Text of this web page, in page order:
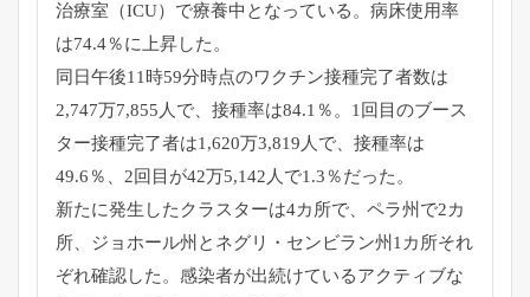
治療室（ICU）で療養中となっている。病床使用率
は74.4％に上昇した。
同日午後11時59分時点のワクチン接種完了者数は
2,747万7,855人で、接種率は84.1％。1回目のブース
ター接種完了者は1,620万3,819人で、接種率は
49.6％、2回目が42万5,142人で1.3％だった。
新たに発生したクラスターは4カ所で、ペラ州で2カ
所、ジョホール州とネグリ・センビラン州1カ所それ
ぞれ確認した。感染者が出続けているアクティブな